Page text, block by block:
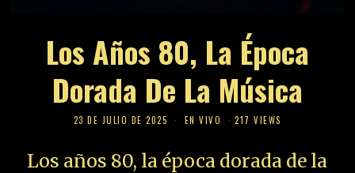
Los Años 80, La Época
Dorada De La Música
23 DE JULIO DE 2025 EN VIVO 217 VIEWS
Los años 80, la época dorada de la